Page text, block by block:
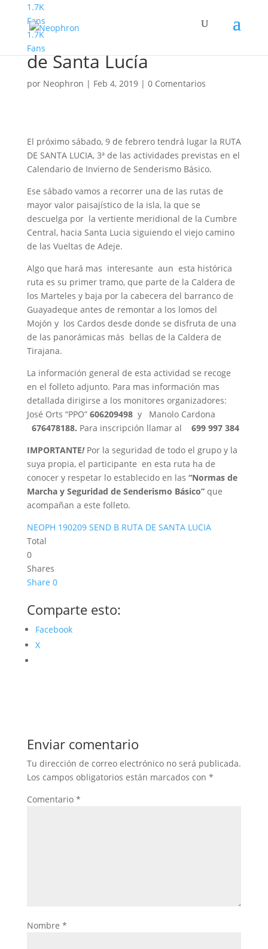
1.7K
Fans
1.7K
Fans
Senderismo Básico Ruta
de Santa Lucía
por Neophron | Feb 4, 2019| 0 Comentarios
El próximo sábado, 9 de febrero tendrá lugar la RUTA
DE SANTA LUCIA, 3ª de las actividades previstas en el
Calendario de Invierno de Senderismo Básico.
Ese sábado vamos a recorrer una de las rutas de
mayor valor paisajístico de la isla, la que se
descuelga por la vertiente meridional de la Cumbre
Central, hacia Santa Lucia siguiendo el viejo camino
de las Vueltas de Adeje.
Algo que hará mas interesante aun esta histórica
ruta es su primer tramo, que parte de la Caldera de
los Marteles y baja por la cabecera del barranco de
Guayadeque antes de remontar a los lomos del
Mojón y los Cardos desde donde se disfruta de una
de las panorámicas más bellas de la Caldera de
Tirajana.
La información general de esta actividad se recoge
en el folleto adjunto. Para mas información mas
detallada dirigirse a los monitores organizadores:
José Orts “PPO” 606209498y Manolo Cardona
676478188. Para inscripción llamar al 699 997 384
IMPORTANTE!Por la seguridad de todo el grupo y la
suya propia, el participante en esta ruta ha de
conocer y respetar lo establecido en las “Normas de
Marcha y Seguridad de Senderismo Básico”que
acompañan a este folleto.
NEOPH 190209 SEND B RUTA DE SANTA LUCIA
Total
0
Shares
Share 0
Comparte esto:
Facebook
X
Enviar comentario
Tu dirección de correo electrónico no será publicada.
Los campos obligatorios están marcados con *
Comentario *
Nombre *